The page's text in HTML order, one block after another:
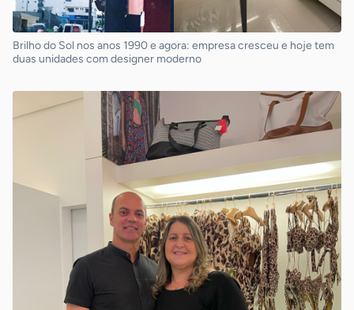
Brilho do Sol nos anos 1990 e agora: empresa cresceu e hoje tem
duas unidades com designer moderno